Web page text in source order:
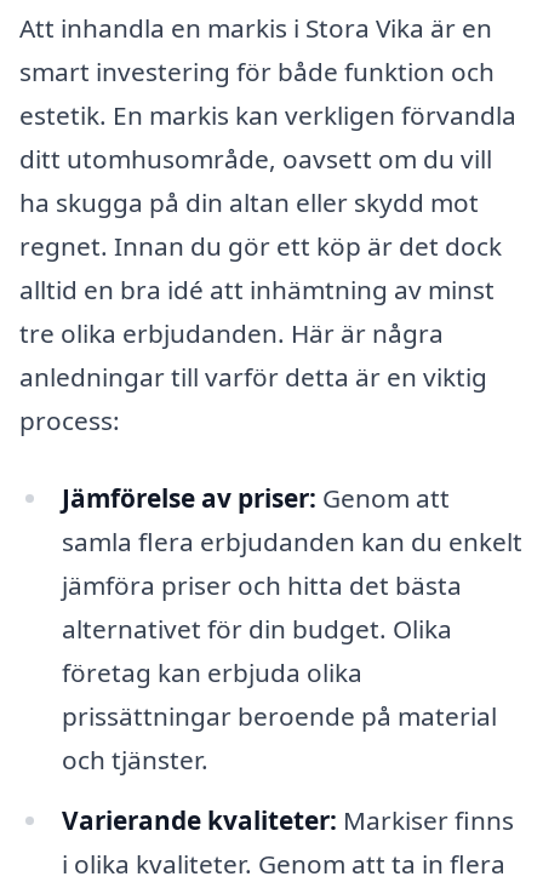
Att inhandla en markis i Stora Vika är en
smart investering för både funktion och
estetik. En markis kan verkligen förvandla
ditt utomhusområde, oavsett om du vill
ha skugga på din altan eller skydd mot
regnet. Innan du gör ett köp är det dock
alltid en bra idé att inhämtning av minst
tre olika erbjudanden. Här är några
anledningar till varför detta är en viktig
process:
Jämförelse av priser: Genom att
samla flera erbjudanden kan du enkelt
jämföra priser och hitta det bästa
alternativet för din budget. Olika
företag kan erbjuda olika
prissättningar beroende på material
och tjänster.
Varierande kvaliteter: Markiser finns
i olika kvaliteter. Genom att ta in flera